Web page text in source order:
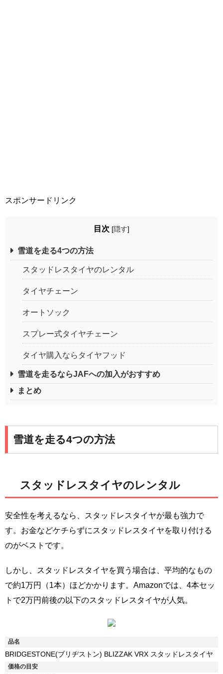
スポンサードリンク
目次 [隠す]
雪道を走る4つの方法
スタッドレスタイヤのレンタル
タイヤチェーン
オートソック
スプレー式タイヤチェーン
タイヤ購入ならタイヤフッド
雪道を走るならJAFへの加入がおすすめ
まとめ
雪道を走る4つの方法
スタッドレスタイヤのレンタル
安全性を考えるなら、スタッドレスタイヤが最も強力で
す。お金などケチらずにスタッドレスタイヤを取り付ける
のがベストです。
しかし、スタッドレスタイヤを買う場合は、平均的なもの
で約1万円（1本）ほどかかります。Amazonでは、4本セッ
トで2万円前後の以下のスタッドレスタイヤが人気。
品名
BRIDGESTONE(ブリヂストン) BLIZZAK VRX スタッドレスタイヤ
価格の目安